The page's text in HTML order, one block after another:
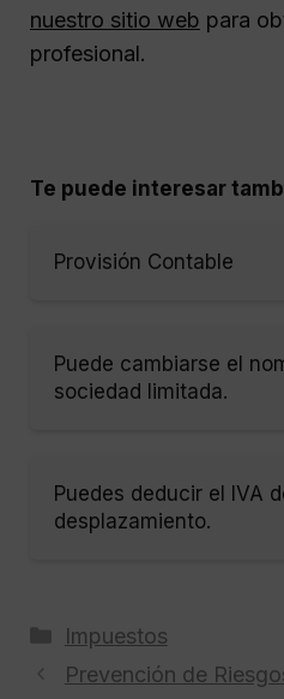
nuestro sitio web para
profesional.
Te puede interesar
Provisión Contable
Puede cambiarse el
sociedad limitada.
Puedes deducir el IVA
desplazamiento.
Categorías
Impuestos
Prevención de